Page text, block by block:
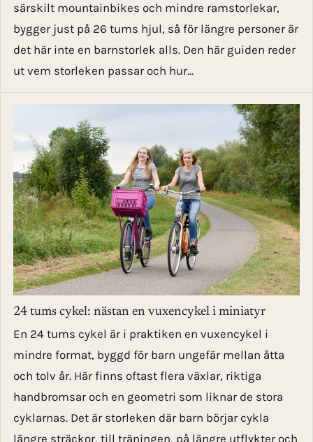
särskilt mountainbikes och mindre ramstorlekar,
bygger just på 26 tums hjul, så för längre personer är
det här inte en barnstorlek alls. Den här guiden reder
ut vem storleken passar och hur…
24 tums cykel: nästan en vuxencykel i miniatyr
En 24 tums cykel är i praktiken en vuxencykel i
mindre format, byggd för barn ungefär mellan åtta
och tolv år. Här finns oftast flera växlar, riktiga
handbromsar och en geometri som liknar de stora
cyklarnas. Det är storleken där barn börjar cykla
längre sträckor, till träningen, på längre utflykter och